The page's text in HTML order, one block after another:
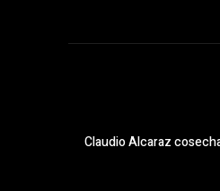
Claudio Alcaraz